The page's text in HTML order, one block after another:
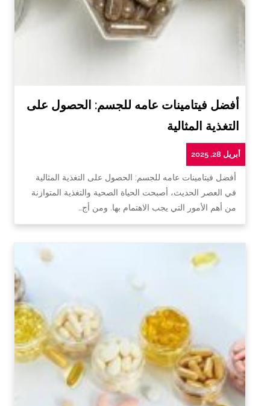
أفضل فيتامينات عامه للجسم: الحصول على
التغذية المثالية
أبريل 28, 2025
أفضل فيتامينات عامه للجسم: الحصول على التغذية المثالية
في العصر الحديث، أصبحت الحياة الصحية والتغذية المتوازنة
من أهم الأمور التي يجب الاهتمام بها. ومن أج…